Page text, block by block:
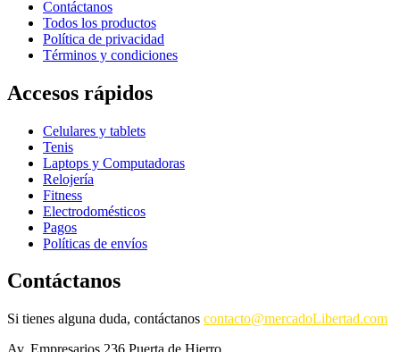
Contáctanos
Todos los productos
Política de privacidad
Términos y condiciones
Accesos rápidos
Celulares y tablets
Tenis
Laptops y Computadoras
Relojería
Fitness
Electrodomésticos
Pagos
Políticas de envíos
Contáctanos
Si tienes alguna duda, contáctanos contacto@mercadoLibertad.com